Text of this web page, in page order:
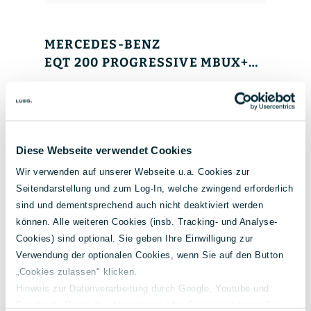
Diese Webseite verwendet Cookies
Wir verwenden auf unserer Webseite u.a. Cookies zur
Seitendarstellung und zum Log-In, welche zwingend erforderlich
sind und dementsprechend auch nicht deaktiviert werden
können. Alle weiteren Cookies (insb. Tracking- und Analyse-
Cookies) sind optional. Sie geben Ihre Einwilligung zur
Verwendung der optionalen Cookies, wenn Sie auf den Button
„Cookies zulassen" klicken.
Hinweis zur Datenverarbeitung durch Google, Youtube und
MERCEDES-BENZ
EQT 200 PROGRESSIVE MBUX+DAB+WINTER+SPIEGEL-PKT.
Leistung
90 kW / 122 PS